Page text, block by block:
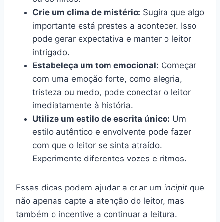
Crie um clima de mistério: Sugira que algo
importante está prestes a acontecer. Isso
pode gerar expectativa e manter o leitor
intrigado.
Estabeleça um tom emocional: Começar
com uma emoção forte, como alegria,
tristeza ou medo, pode conectar o leitor
imediatamente à história.
Utilize um estilo de escrita único: Um
estilo autêntico e envolvente pode fazer
com que o leitor se sinta atraído.
Experimente diferentes vozes e ritmos.
Essas dicas podem ajudar a criar um incipit que
não apenas capte a atenção do leitor, mas
também o incentive a continuar a leitura.